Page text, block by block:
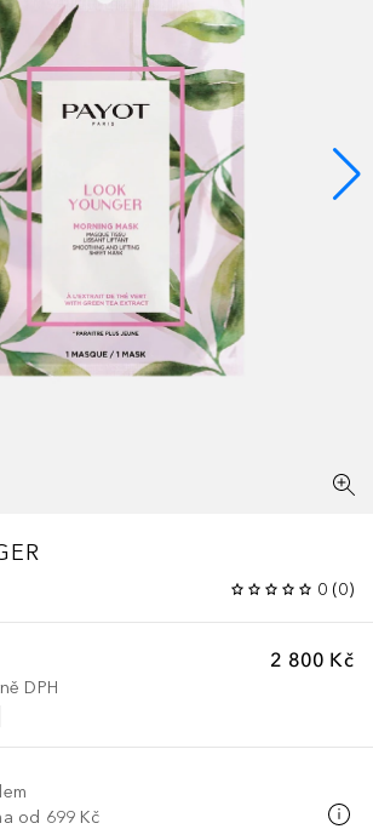
0 (0)
2 800 Kč
DPH
od 699 Kč